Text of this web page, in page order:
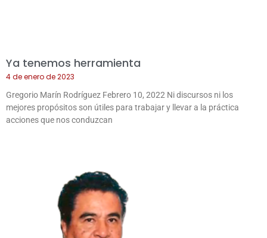
Ya tenemos herramienta
4 de enero de 2023
Gregorio Marín Rodríguez Febrero 10, 2022 Ni discursos ni los
mejores propósitos son útiles para trabajar y llevar a la práctica
acciones que nos conduzcan